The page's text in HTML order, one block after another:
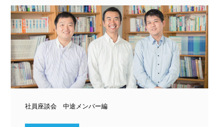
社員座談会 中途メンバー編